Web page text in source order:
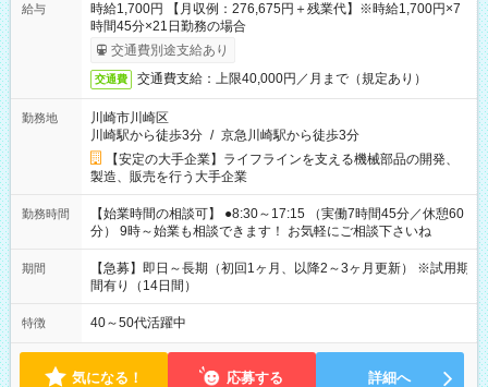
給与
時給1,700円 【月収例：276,675円＋残業代】※時給1,700円×7
時間45分×21日勤務の場合
交通費別途支給あり
交通費 交通費支給：上限40,000円／月まで（規定あり）
勤務地
川崎市川崎区
川崎駅から徒歩3分 / 京急川崎駅から徒歩3分
【安定の大手企業】ライフラインを支える機械部品の開発、
製造、販売を行う大手企業
勤務時間
【始業時間の相談可】 ●8:30～17:15 （実働7時間45分／休憩60
分） 9時～始業も相談できます！ お気軽にご相談下さいね
期間
【急募】即日～長期（初回1ヶ月、以降2～3ヶ月更新） ※試用期
間有り（14日間）
特徴 40～50代活躍中
気になる！ 応募する 詳細へ